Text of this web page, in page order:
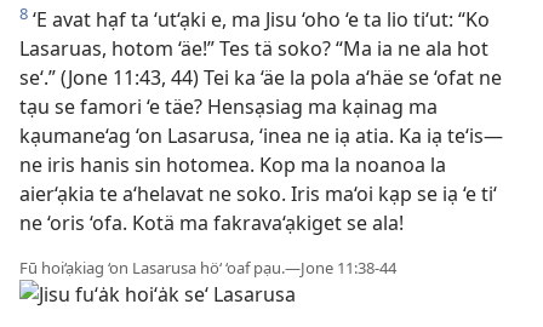
8 ‘E avat hạf ta ‘ut‘ạki e, ma Jisu ‘oho ‘e ta lio ti‘ut: “Ko
Lasaruas, hotom ‘äe!” Tes tä soko? “Ma ia ne ala hot
se‘.” (Jone 11:43, 44) Tei ka ‘äe la pola a‘häe se ‘ofat ne
tạu se famori ‘e täe? Hensạsiag ma kạinag ma
kạumane‘ag ‘on Lasarusa, ‘inea ne iạ atia. Ka iạ te‘is—
ne iris hanis sin hotomea. Kop ma la noanoa la
aier‘ạkia te a‘helavat ne soko. Iris ma‘oi kạp se iạ ‘e ti‘
ne ‘oris ‘ofa. Kotä ma fakrava‘ạkiget se ala!
Fū hoi‘ạkiag ‘on Lasarusa hö‘ ‘oaf pạu.—Jone 11:38-44